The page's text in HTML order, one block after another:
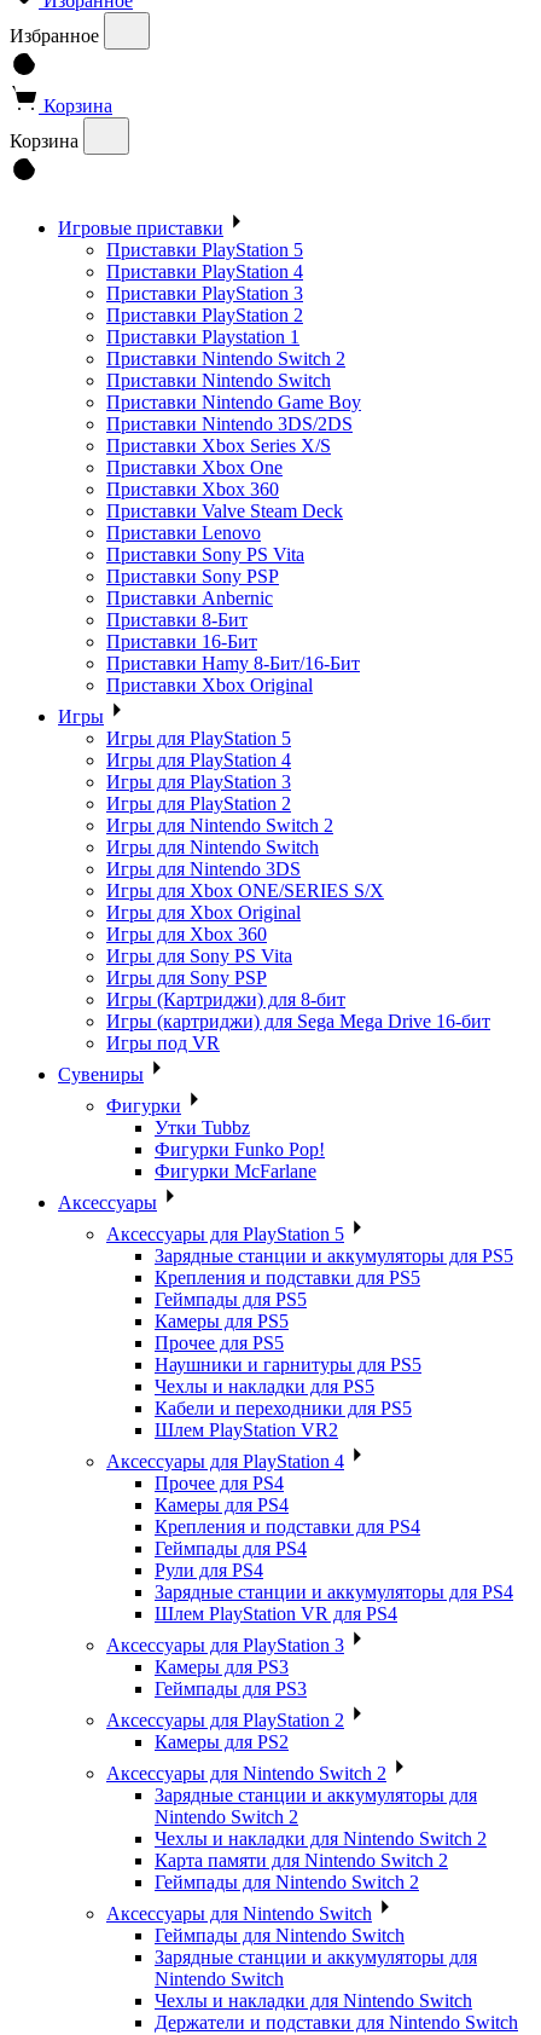
Избранное
Корзина
Корзина
Игровые приставки
Приставки PlayStation 5
Приставки PlayStation 4
Приставки PlayStation 3
Приставки PlayStation 2
Приставки Playstation 1
Приставки Nintendo Switch 2
Приставки Nintendo Switch
Приставки Nintendo Game Boy
Приставки Nintendo 3DS/2DS
Приставки Xbox Series X/S
Приставки Xbox One
Приставки Xbox 360
Приставки Valve Steam Deck
Приставки Lenovo
Приставки Sony PS Vita
Приставки Sony PSP
Приставки Anbernic
Приставки 8-Бит
Приставки 16-Бит
Приставки Hamy 8-Бит/16-Бит
Приставки Xbox Original
Игры
Игры для PlayStation 5
Игры для PlayStation 4
Игры для PlayStation 3
Игры для PlayStation 2
Игры для Nintendo Switch 2
Игры для Nintendo Switch
Игры для Nintendo 3DS
Игры для Xbox ONE/SERIES S/X
Игры для Xbox Original
Игры для Xbox 360
Игры для Sony PS Vita
Игры для Sony PSP
Игры (Картриджи) для 8-бит
Игры (картриджи) для Sega Mega Drive 16-бит
Игры под VR
Сувениры
Фигурки
Утки Tubbz
Фигурки Funko Pop!
Фигурки McFarlane
Аксессуары
Аксессуары для PlayStation 5
Зарядные станции и аккумуляторы для PS5
Крепления и подставки для PS5
Геймпады для PS5
Камеры для PS5
Прочее для PS5
Наушники и гарнитуры для PS5
Чехлы и накладки для PS5
Кабели и переходники для PS5
Шлем PlayStation VR2
Аксессуары для PlayStation 4
Прочее для PS4
Камеры для PS4
Крепления и подставки для PS4
Геймпады для PS4
Рули для PS4
Зарядные станции и аккумуляторы для PS4
Шлем PlayStation VR для PS4
Аксессуары для PlayStation 3
Камеры для PS3
Геймпады для PS3
Аксессуары для PlayStation 2
Камеры для PS2
Аксессуары для Nintendo Switch 2
Зарядные станции и аккумуляторы для
Nintendo Switch 2
Чехлы и накладки для Nintendo Switch 2
Карта памяти для Nintendo Switch 2
Геймпады для Nintendo Switch 2
Аксессуары для Nintendo Switch
Геймпады для Nintendo Switch
Зарядные станции и аккумуляторы для
Nintendo Switch
Чехлы и накладки для Nintendo Switch
Держатели и подставки для Nintendo Switch